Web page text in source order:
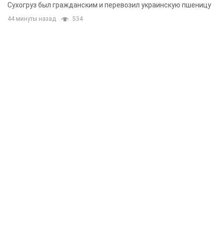
Сухогруз был гражданским и перевозил украинскую пшеницу
44 минуты назад 534